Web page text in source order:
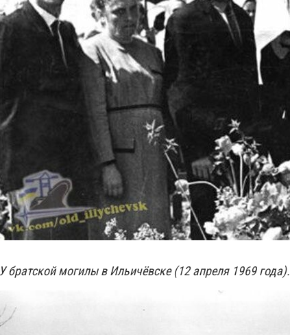
У братской могилы в Ильичёвске (12 апреля 1969 года).